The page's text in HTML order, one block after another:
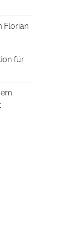
Florian
für